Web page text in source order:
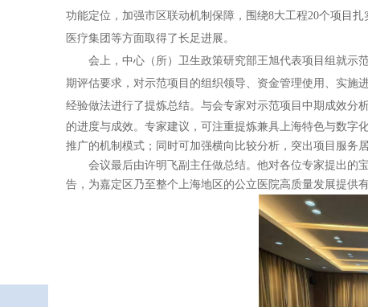
功能定位，加强市区联动机制保障，围绕8大工程20个项目
医疗集团等方面取得了长足进展。
会上，中心（所）卫生政策研究部王旭代表项目组就示
期评估要求，对示范项目的组织领导、资金管理使用、 实施
经验做法进行了提炼总结。 与会专家对示范项目中期成效分
的进度与成效。专家建议，可注重提炼兼具上海特色与数字
推广的机制模式；同时可加强横向比较分析，突出项目服务
会议最后由许明飞副主任做总结。他对各位专家提出的
告，为嘉定区乃至整个上海地区的公立医院高质量发展提供有